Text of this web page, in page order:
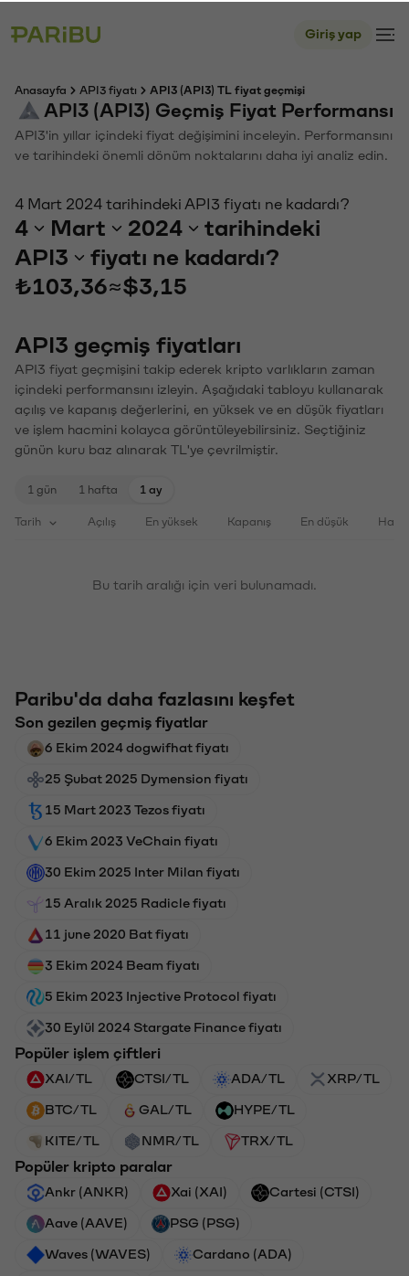
Giriş yap
Anasayfa API3 fiyatı API3 (API3) TL fiyat geçmişi
API3 (API3) Geçmiş Fiyat Performansı
API3'in yıllar içindeki fiyat değişimini inceleyin. Performansını
ve tarihindeki önemli dönüm noktalarını daha iyi analiz edin.
4 Mart 2024 tarihindeki API3 fiyatı ne kadardı?
4 Mart 2024
tarihindeki
API3
fiyatı ne kadardı?
₺103,36≈$3,15
API3 geçmiş fiyatları
API3 fiyat geçmişini takip ederek kripto varlıkların zaman
içindeki performansını izleyin. Aşağıdaki tabloyu kullanarak
açılış ve kapanış değerlerini, en yüksek ve en düşük fiyatları
ve işlem hacmini kolayca görüntüleyebilirsiniz. Seçtiğiniz
günün kuru baz alınarak TL'ye çevrilmiştir.
1 gün 1 hafta 1 ay
Tarih Açılış En yüksek Kapanış En düşük
Bu tarih aralığı için veri bulunamadı.
Paribu'da daha fazlasını keşfet
Son gezilen geçmiş fiyatlar
6 Ekim 2024 dogwifhat fiyatı
25 Şubat 2025 Dymension fiyatı
15 Mart 2023 Tezos fiyatı
6 Ekim 2023 VeChain fiyatı
30 Ekim 2025 Inter Milan fiyatı
15 Aralık 2025 Radicle fiyatı
11 june 2020 Bat fiyatı
3 Ekim 2024 Beam fiyatı
5 Ekim 2023 Injective Protocol fiyatı
30 Eylül 2024 Stargate Finance fiyatı
Popüler işlem çiftleri
XAI/TL CTSI/TL ADA/TL XRP/TL
BTC/TL GAL/TL HYPE/TL
KITE/TL NMR/TL TRX/TL
Popüler kripto paralar
Ankr (ANKR) Xai (XAI) Cartesi (CTSI)
Aave (AAVE) PSG (PSG)
Waves (WAVES) Cardano (ADA)